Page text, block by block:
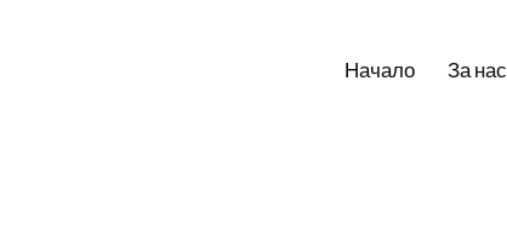
Начало За нас